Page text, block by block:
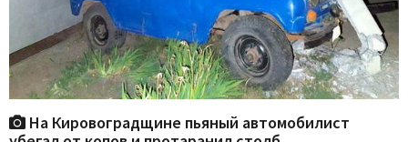
На Кировоградщине пьяный автомобилист